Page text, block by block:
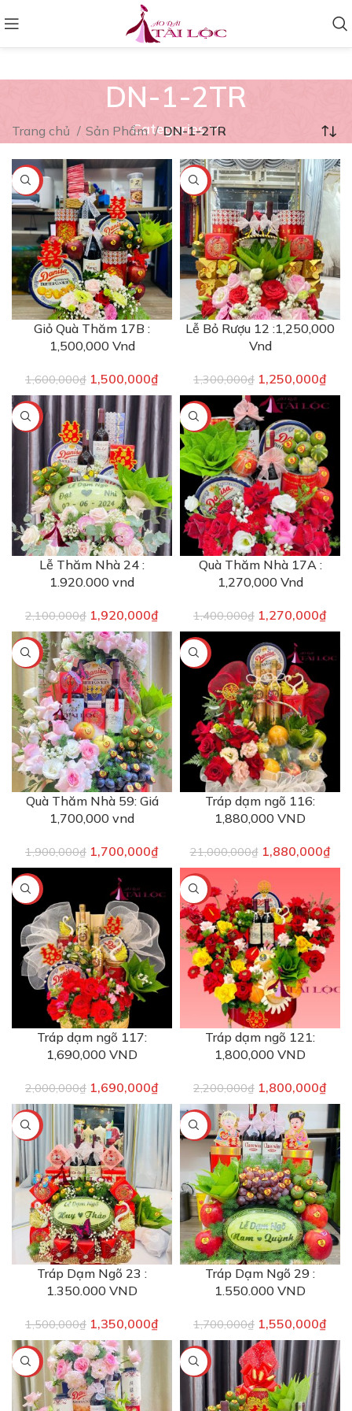
DN-1-2TR
Categories
Trang chủ Sản Phẩm DN-1-2TR
-6%
Giỏ Quà Thăm 17B :
1,500,000 Vnd
1,600,000₫ 1,500,000₫
-4%
Lễ Bỏ Rượu 12 :1,250,000
Vnd
1,300,000₫ 1,250,000₫
-9%
Lễ Thăm Nhà 24 :
1.920.000 vnd
2,100,000₫ 1,920,000₫
-9%
Quà Thăm Nhà 17A :
1,270,000 Vnd
1,400,000₫ 1,270,000₫
-11%
Quà Thăm Nhà 59: Giá
1,700,000 vnd
1,900,000₫ 1,700,000₫
-91%
Tráp dạm ngõ 116:
1,880,000 VND
21,000,000₫ 1,880,000₫
-16%
Tráp dạm ngõ 117:
1,690,000 VND
2,000,000₫ 1,690,000₫
-18%
Tráp dạm ngõ 121:
1,800,000 VND
2,200,000₫ 1,800,000₫
-10%
Tráp Dạm Ngõ 23 :
1.350.000 VND
1,500,000₫ 1,350,000₫
-9%
Tráp Dạm Ngõ 29 :
1.550.000 VND
1,700,000₫ 1,550,000₫
-7% -9%